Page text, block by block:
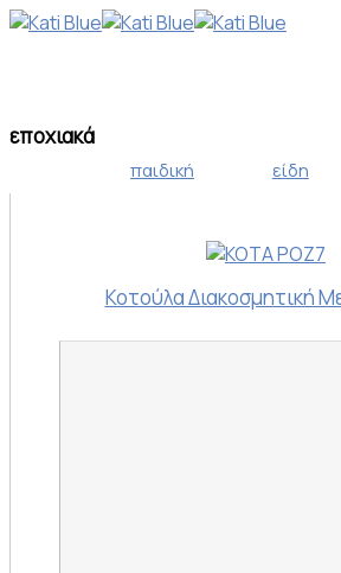
παιδική είδη
σπιτιού
εποχιακά
Κοτούλα Διακοσμητική
Κοτούλα Διακοσμητική